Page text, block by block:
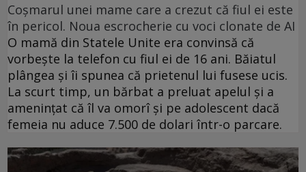
Coșmarul unei mame care a crezut că fiul ei este
în pericol. Noua escrocherie cu voci clonate de AI
O mamă din Statele Unite era convinsă că
vorbește la telefon cu fiul ei de 16 ani. Băiatul
plângea și îi spunea că prietenul lui fusese ucis.
La scurt timp, un bărbat a preluat apelul și a
amenințat că îl va omorî și pe adolescent dacă
femeia nu aduce 7.500 de dolari într-o parcare.